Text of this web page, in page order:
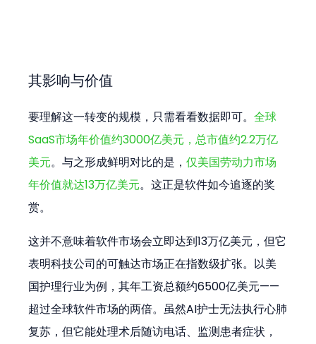
其影响与价值
要理解这一转变的规模，只需看看数据即可。全球
SaaS市场年价值约3000亿美元，总市值约2.2万亿
美元。与之形成鲜明对比的是，仅美国劳动力市场
年价值就达13万亿美元。这正是软件如今追逐的奖
赏。
这并不意味着软件市场会立即达到13万亿美元，但它
表明科技公司的可触达市场正在指数级扩张。以美
国护理行业为例，其年工资总额约6500亿美元——
超过全球软件市场的两倍。虽然AI护士无法执行心肺
复苏，但它能处理术后随访电话、监测患者症状，